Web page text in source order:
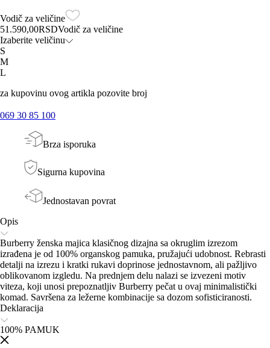
Vodič za veličine
51.590,00RSDVodič za veličine
Izaberite veličinu
S
M
L
za kupovinu ovog artikla pozovite broj
069 30 85 100
Brza isporuka
Sigurna kupovina
Jednostavan povrat
Opis
Burberry ženska majica klasičnog dizajna sa okruglim izrezom
izrađena je od 100% organskog pamuka, pružajući udobnost. Rebrasti
detalji na izrezu i kratki rukavi doprinose jednostavnom, ali pažljivo
oblikovanom izgledu. Na prednjem delu nalazi se izvezeni motiv
viteza, koji unosi prepoznatljiv Burberry pečat u ovaj minimalistički
komad. Savršena za ležerne kombinacije sa dozom sofisticiranosti.
Deklaracija
100% PAMUK